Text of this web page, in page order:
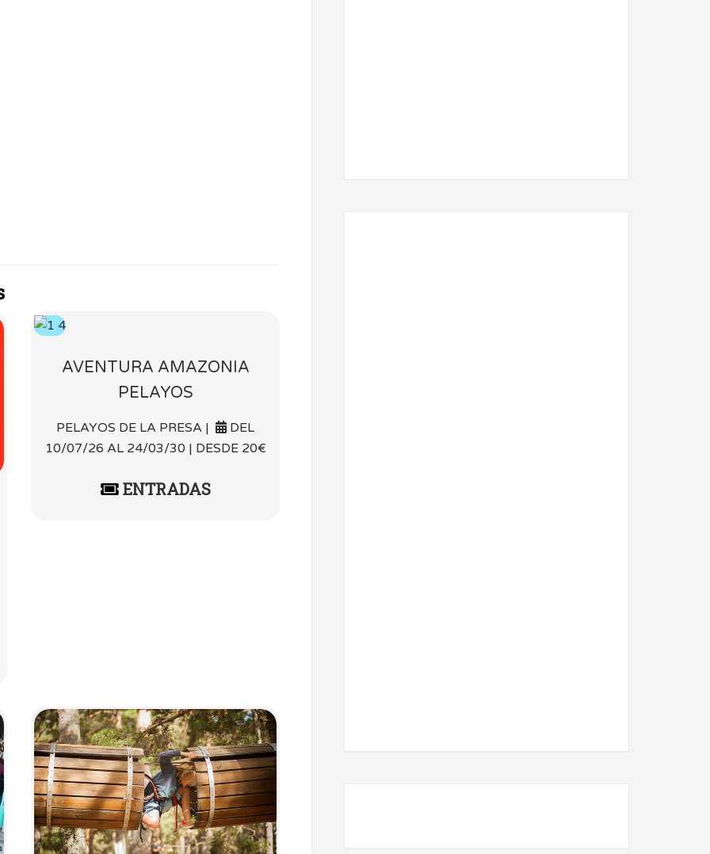
AVENTURA AMAZONIA
PELAYOS
PELAYOS DE LA PRESA |
DEL
10/07/26 AL 24/03/30 | DESDE 20€
ENTRADAS